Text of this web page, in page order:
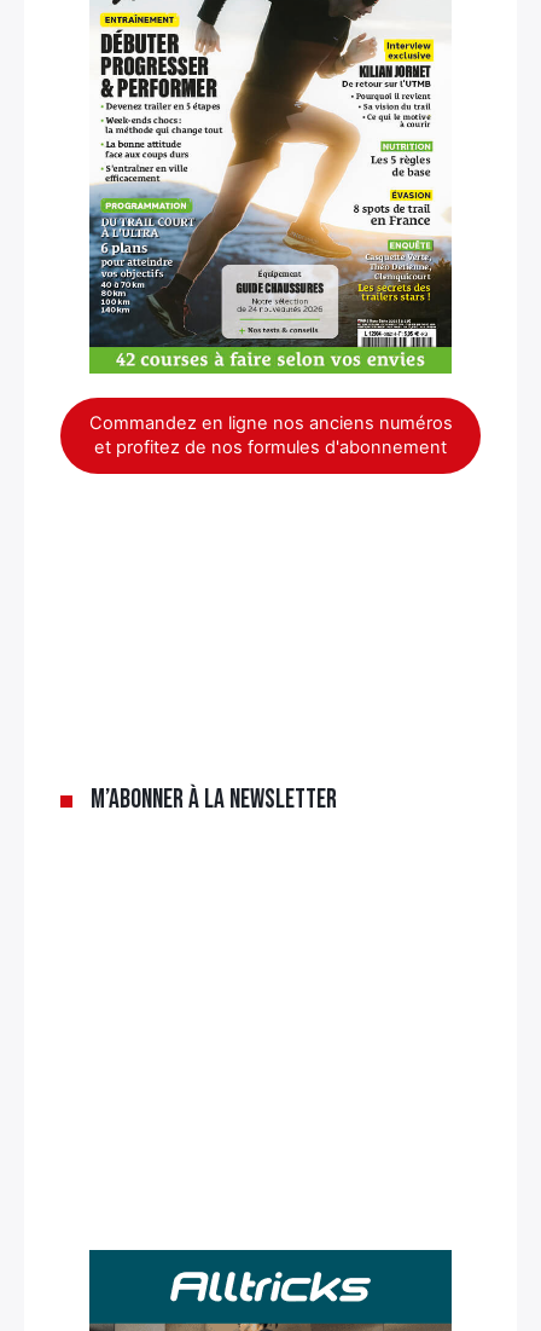
Commandez en ligne nos anciens numéros
et profitez de nos formules d'abonnement
M’abonner à la newsletter
Rechercher